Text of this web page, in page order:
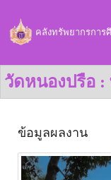
คลังทรัพยากรการ
วัดหนองปรือ :
ข้อมูลผลงาน